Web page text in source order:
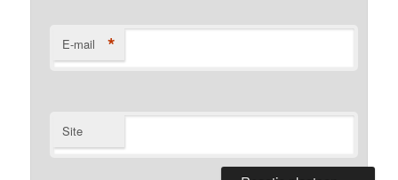
E-mail *
Site